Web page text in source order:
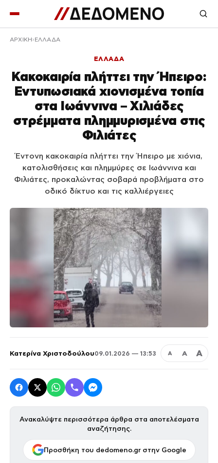
ΑΡΧΙΚΉ ΕΛΛΑΔΑ
ΕΛΛΑΔΑ
Κακοκαιρία πλήττει την Ήπειρο:
Εντυπωσιακά χιονισμένα τοπία
στα Ιωάννινα – Χιλιάδες
στρέμματα πλημμυρισμένα στις
Φιλιάτες
Έντονη κακοκαιρία πλήττει την Ήπειρο με χιόνια,
κατολισθήσεις και πλημμύρες σε Ιωάννινα και
Φιλιάτες, προκαλώντας σοβαρά προβλήματα στο
οδικό δίκτυο και τις καλλιέργειες
Κατερίνα Χριστοδούλου09.01.2026 — 13:53 Α Α Α
Ανακαλύψτε περισσότερα άρθρα στα αποτελέσματα
αναζήτησης.
Προσθήκη του dedomeno.gr στην Google